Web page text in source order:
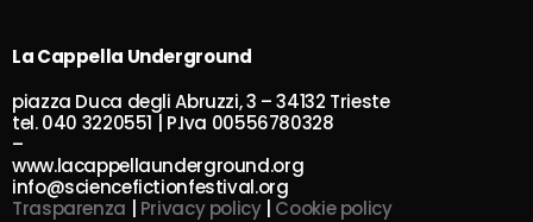
La Cappella Underground
piazza Duca degli Abruzzi, 3 – 34132 Trieste
tel. 040 3220551 | P.Iva 00556780328
–
www.lacappellaunderground.org
info@sciencefictionfestival.org
Trasparenza | Privacy policy| Cookie policy